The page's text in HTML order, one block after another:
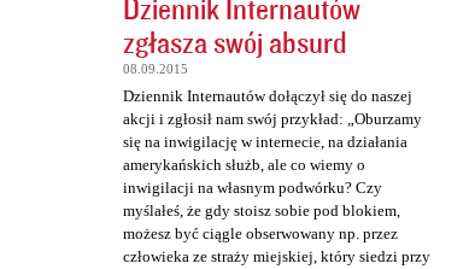
Dziennik Internautów
zgłasza swój absurd
08.09.2015
Dziennik Internautów dołączył się do naszej
akcji i zgłosił nam swój przykład: „Oburzamy
się na inwigilację w internecie, na działania
amerykańskich służb, ale co wiemy o
inwigilacji na własnym podwórku? Czy
myślałeś, że gdy stoisz sobie pod blokiem,
możesz być ciągle obserwowany np. przez
człowieka ze straży miejskiej, który siedzi przy